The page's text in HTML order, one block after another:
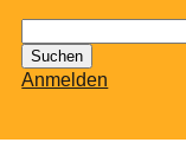
nach:
Anmelden